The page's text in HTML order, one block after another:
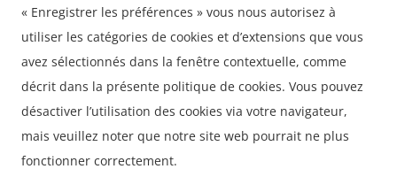
« Enregistrer les préférences » vous nous autorisez à
utiliser les catégories de cookies et d’extensions que vous
avez sélectionnés dans la fenêtre contextuelle, comme
décrit dans la présente politique de cookies. Vous pouvez
désactiver l’utilisation des cookies via votre navigateur,
mais veuillez noter que notre site web pourrait ne plus
fonctionner correctement.